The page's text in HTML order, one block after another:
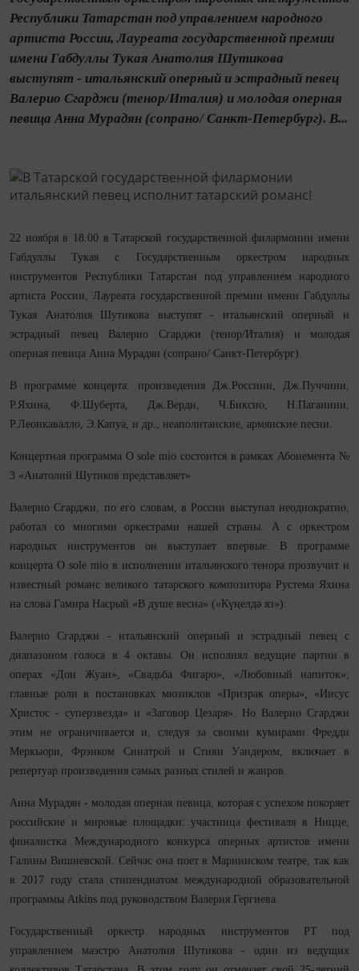
Республики Татарстан под управлением народного
артиста России, Лауреата государственной премии
имени Габдуллы Тукая Анатолия Шутикова
выступят - итальянский оперный и эстрадный певец
Валерио Сгарджи (тенор/Италия) и молодая оперная
певица Анна Мурадян (сопрано/ Санкт-Петербург). В...
22 ноября в 18.00 в Татарской государственной филармонии имени
Габдуллы Тукая с Государственным оркестром народных
инструментов Республики Татарстан под управлением народного
артиста России, Лауреата государственной премии имени Габдуллы
Тукая Анатолия Шутикова выступят - итальянский оперный и
эстрадный певец Валерио Сгарджи (тенор/Италия) и молодая
оперная певица Анна Мурадян (сопрано/ Санкт-Петербург).
В программе концерта: произведения Дж.Россини, Дж.Пуччини,
Р.Яхина, Ф.Шуберта, Дж.Верди, Ч.Биксио, Н.Паганини,
Р.Леонкавалло, Э.Капуа, и др., неаполитанские, армянские песни.
Концертная программа O sole mio состоится в рамках Абонемента №
3 «Анатолий Шутиков представляет»
Валерио Сгарджи, по его словам, в России выступал неоднократно,
работал со многими оркестрами нашей страны. А с оркестром
народных инструментов он выступает впервые. В программе
концерта O sole mio в исполнении итальянского тенора прозвучит и
известный романс великого татарского композитора Рустема Яхина
на слова Гамира Насрый «В душе весна» («Күңелдә яз»).
Валерио Сгарджи - итальянский оперный и эстрадный певец с
диапазоном голоса в 4 октавы. Он исполнял ведущие партии в
операх «Дон Жуан», «Свадьба Фигаро», «Любовный напиток»;
главные роли в постановках мюзиклов «Призрак оперы», «Иисус
Христос - суперзвезда» и «Заговор Цезаря». Но Валерио Сгарджи
этим не ограничивается и, следуя за своими кумирами Фредди
Меркьюри, Фрэнком Синатрой и Стиви Уандером, включает в
репертуар произведения самых разных стилей и жанров.
Анна Мурадян - молодая оперная певица, которая с успехом покоряет
российские и мировые площадки: участница фестиваля в Ницце,
финалистка Международного конкурса оперных артистов имени
Галины Вишневской. Сейчас она поет в Мариинском театре, так как
в 2017 году стала стипендиатом международной образовательной
программы Atkins под руководством Валерия Гергиева.
Государственный оркестр народных инструментов РТ под
управлением маэстро Анатолия Шутикова - один из ведущих